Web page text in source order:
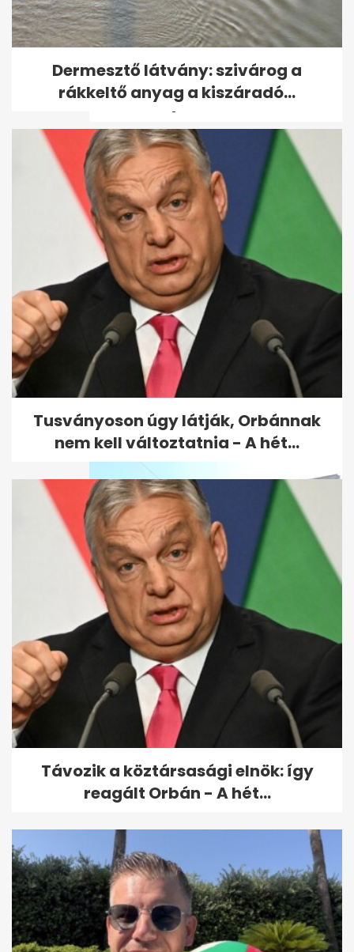
Az intelligens emberek egy
adott hónapban születnek a
tanulmány...
Magyar Péter: Sok diák és
tanár rosszul lett az
átmelegedett...
Felmentették a Madách Imre
Gimnázium igazgatóját, mert
nem...
Dermesztő látvány: szivárog a
rákkeltő anyag a kiszáradó...
Tusványoson úgy látják, Orbánnak
nem kell változtatnia - A hét...
Távozik a köztársasági elnök: így
reagált Orbán - A hét...